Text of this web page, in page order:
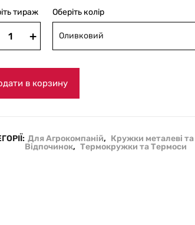
тираж Оберіть колір
Оливковий
в корзину
Для Агрокомпаній, Кружки металеві
Відпочинок, Термокружки та Термоси